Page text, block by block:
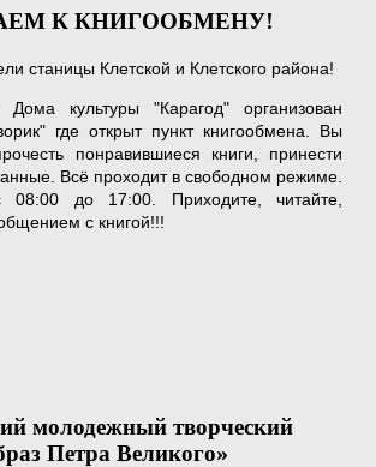
К КНИГООБМЕНУ!
станицы Клетской и Клетского района!
культуры "Карагод" организован
где открыт пункт книгообмена. Вы
понравившиеся книги, принести
Всё проходит в свободном режиме.
до 17:00. Приходите, читайте,
с книгой!!!
молодежный творческий
Петра Великого»